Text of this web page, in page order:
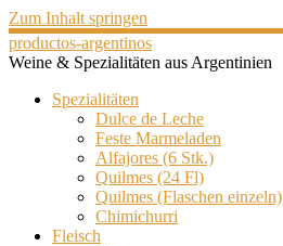
Zum Inhalt springen
productos-argentinos
Weine & Spezialitäten aus Argentinien
Spezialitäten
Dulce de Leche
Feste Marmeladen
Alfajores (6 Stk.)
Quilmes (24 Fl)
Quilmes (Flaschen einzeln)
Chimichurri
Fleisch